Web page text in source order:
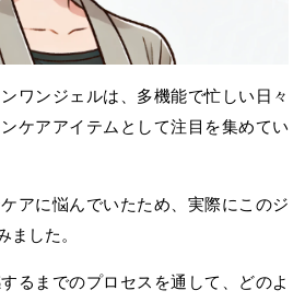
ワンジェルは、多機能で忙しい日々
ケアアイテムとして注目を集めてい
アに悩んでいたため、実際にこのジ
ました。
るまでのプロセスを通して、どのよ